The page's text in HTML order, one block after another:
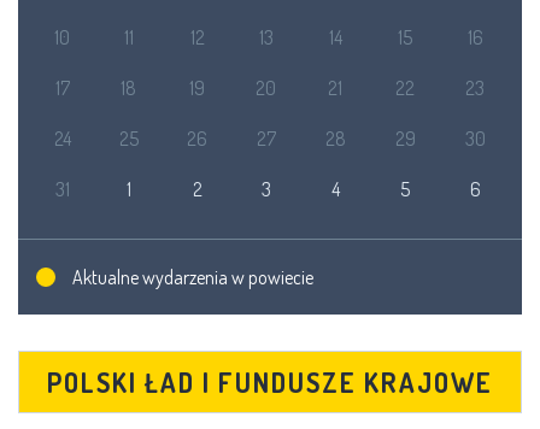
10 11 12 13 14 15 16
17 18 19 20 21 22 23
24 25 26 27 28 29 30
31 1 2 3 4 5 6
Aktualne wydarzenia w powiecie
POLSKI ŁAD I FUNDUSZE KRAJOWE